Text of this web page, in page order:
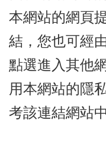
本網站的網頁
結，您也可經
點選進入其他
用本網站的隱
考該連結網站